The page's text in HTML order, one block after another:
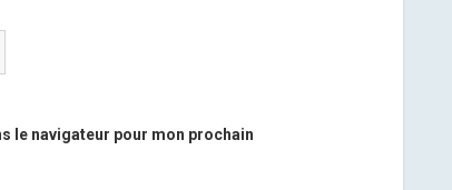
le navigateur pour mon prochain